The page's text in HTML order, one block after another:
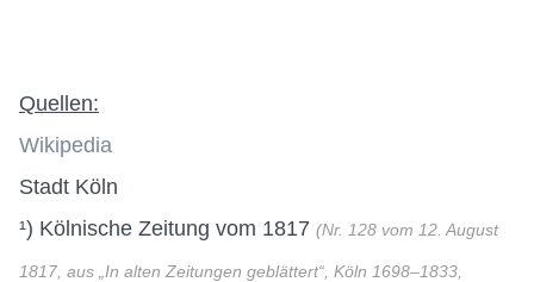
Quellen:
Wikipedia
Stadt Köln
¹) Kölnische Zeitung vom 1817 (Nr. 128 vom 12. August
1817, aus „In alten Zeitungen geblättert“, Köln 1698–1833,